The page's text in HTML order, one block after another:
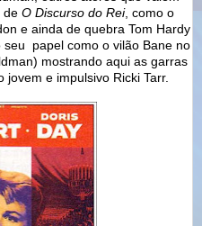
de O Discurso do Rei, como o
e ainda de quebra Tom Hardy
papel como o vilão Bane no
mostrando aqui as garras
e impulsivo Ricki Tarr.